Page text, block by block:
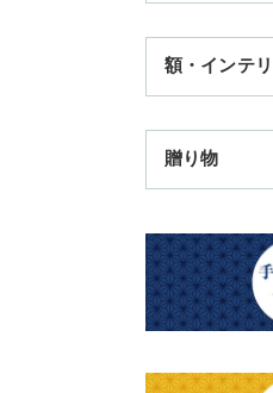
季節のおすす
浮世絵・名画
四季
動物・その他
藍染め・絞り
扇子
赤ちゃん甚平
ステーショナ
額・インテ
TokyoTokyo
のれん
贈り物
母の日ギフト
父の日ギフト